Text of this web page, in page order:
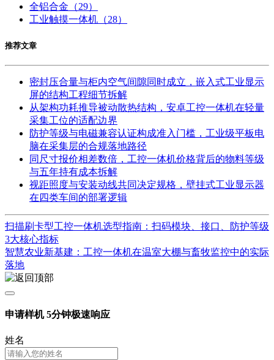
全铝合金 （29）
工业触摸一体机 （28）
推荐文章
密封压合量与柜内空气间隙同时成立，嵌入式工业显示
屏的结构工程细节拆解
从架构功耗推导被动散热结构，安卓工控一体机在轻量
采集工位的适配边界
防护等级与电磁兼容认证构成准入门槛，工业级平板电
脑在采集层的合规落地路径
同尺寸报价相差数倍，工控一体机价格背后的物料等级
与五年持有成本拆解
视距照度与安装动线共同决定规格，壁挂式工业显示器
在四类车间的部署逻辑
扫描刷卡型工控一体机选型指南：扫码模块、接口、防护等级
3大核心指标
智慧农业新基建：工控一体机在温室大棚与畜牧监控中的实际
落地
申请样机5分钟极速响应
姓名